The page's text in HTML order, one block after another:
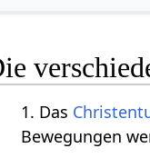
1. Das
Bewegungen